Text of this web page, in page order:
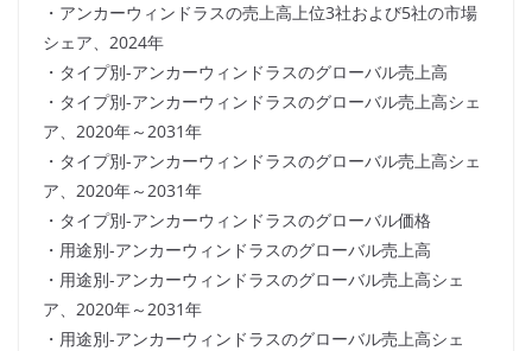
・アンカーウィンドラスの売上高上位3社および5社の市場
シェア、2024年
・タイプ別-アンカーウィンドラスのグローバル売上高
・タイプ別-アンカーウィンドラスのグローバル売上高シェ
ア、2020年～2031年
・タイプ別-アンカーウィンドラスのグローバル売上高シェ
ア、2020年～2031年
・タイプ別-アンカーウィンドラスのグローバル価格
・用途別-アンカーウィンドラスのグローバル売上高
・用途別-アンカーウィンドラスのグローバル売上高シェ
ア、2020年～2031年
・用途別-アンカーウィンドラスのグローバル売上高シェ